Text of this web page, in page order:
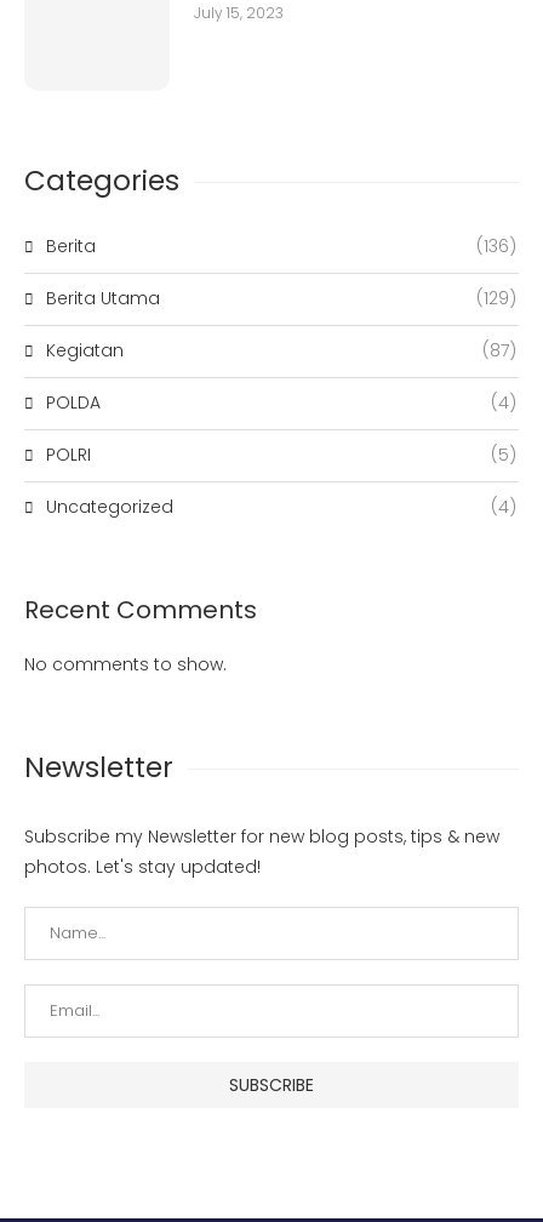
July 15, 2023
Categories
Berita (136)
Berita Utama (129)
Kegiatan (87)
POLDA (4)
POLRI (5)
Uncategorized (4)
Recent Comments
No comments to show.
Newsletter
Subscribe my Newsletter for new blog posts, tips & new
photos. Let's stay updated!